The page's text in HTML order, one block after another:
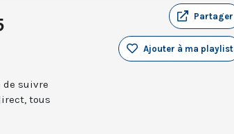
Partager
Ajouter à ma playlist
de suivre
tous